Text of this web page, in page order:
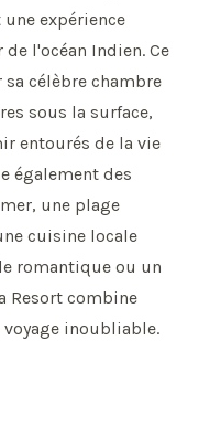
expérience
l'océan Indien. Ce
célèbre chambre
sous la surface,
entourés de la vie
également des
une plage
cuisine locale
romantique ou un
Resort combine
inoubliable.